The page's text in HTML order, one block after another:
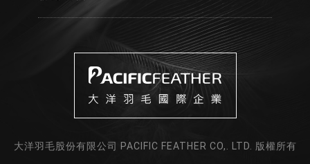
大洋羽毛股份有限公司 PACIFIC FEATHER CO,. LTD. 版權所有